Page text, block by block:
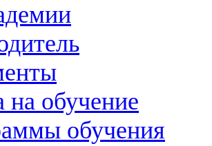
на обучение
обучения